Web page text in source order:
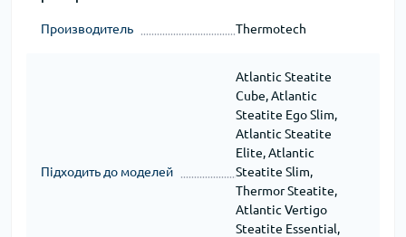
Производитель Thermotech
Підходить до моделей
Atlantic Steatite
Cube, Atlantic
Steatite Ego Slim,
Atlantic Steatite
Elite, Atlantic
Steatite Slim,
Thermor Steatite,
Atlantic Vertigo
Steatite Essential,